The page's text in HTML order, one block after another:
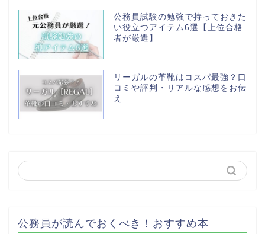
公務員試験の勉強で持っておきた
い役立つアイテム6選【上位合格
者が厳選】
リーガルの革靴はコスパ最強？口
コミや評判・リアルな感想をお伝
え
公務員が読んでおくべき！おすすめ本